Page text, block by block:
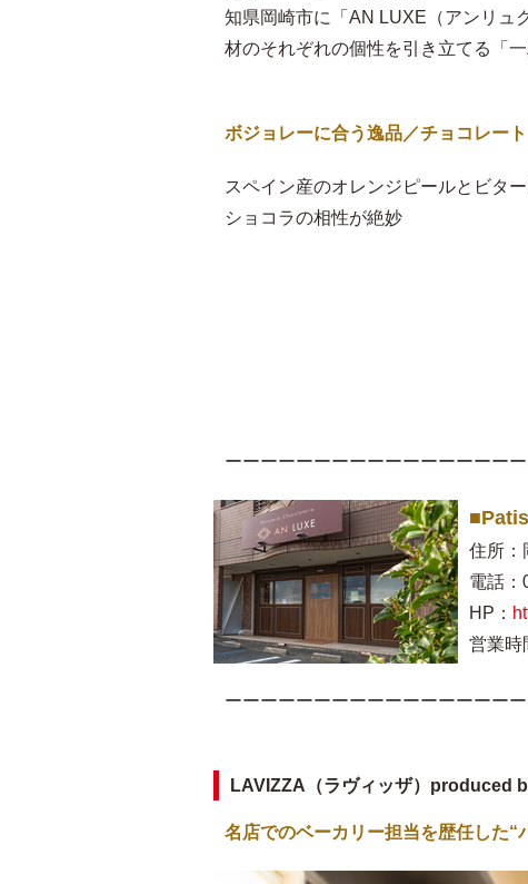
知県岡崎市に「AN LUXE（アンリュ
材のそれぞれの個性を引き立てる「
ボジョレーに合う逸品／チョコレート
スペイン産のオレンジピールとビタ
ショコラの相性が絶妙
ーーーーーーーーーーーーーーーー
住所：
電話：
HP：
営業時
ーーーーーーーーーーーーーーーー
LAVIZZA（ラヴィッザ）produced
名店でのベーカリー担当を歴任した“